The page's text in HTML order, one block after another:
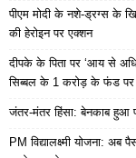
पीएम मोदी के नशे-ड्रग्स के
की हेरोइन पर एक्शन
दीपके के पिता पर ‘आय से
सिब्बल के 1 करोड़ के फंड पर
जंतर-मंतर हिंसा: बेनकाब
PM विद्यालक्ष्मी योजना: अब